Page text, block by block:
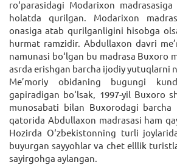
ro‘parasidagi Modarixon
holatda qurilgan. Modarixon
onasiga atab qurilganligini hisobga
hurmat ramzidir. Abdullaxon davri
namunasi bo‘lgan bu madrasa Buxoro
asrda erishgan barcha ijodiy yutuqlarni
Me’moriy obidaning bugungi
gapiradigan bo‘lsak, 1997-yil Buxoro
munosabati bilan Buxorodagi barcha
qatorida Abdullaxon madrasasi ham
Hozirda O‘zbekistonning turli
buyurgan sayyohlar va chet elllik
sayirgohga aylangan.